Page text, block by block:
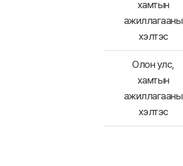
хамтын
ажиллагааны
хэлтэс
Олон улс,
хамтын
ажиллагааны
хэлтэс